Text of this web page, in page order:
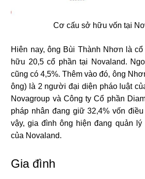
Cơ cấu sở hữu vốn tại
Hiên nay, ông Bùi Thành Nhơn là
hữu 20,5 cổ phần tại Novaland.
cũng có 4,5%. Thêm vào đó, ông
ông) là 2 người đại diện pháo luật
Novagroup và Công ty Cổ phần
pháp nhân đang giữ 32,4% vốn
vậy, gia đình ông hiện đang quản
của Novaland.
Gia đình